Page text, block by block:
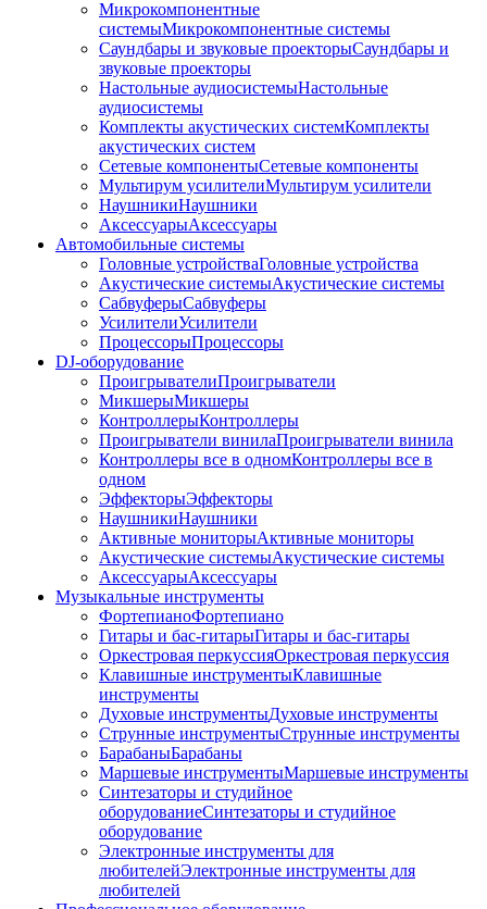
Микрокомпонентные
системыМикрокомпонентные системы
Саундбары и звуковые проекторыСаундбары и
звуковые проекторы
Настольные аудиосистемыНастольные
аудиосистемы
Комплекты акустических системКомплекты
акустических систем
Сетевые компонентыСетевые компоненты
Мультирум усилителиМультирум усилители
НаушникиНаушники
АксессуарыАксессуары
Автомобильные системы
Головные устройстваГоловные устройства
Акустические системыАкустические системы
СабвуферыСабвуферы
УсилителиУсилители
ПроцессорыПроцессоры
DJ-оборудование
ПроигрывателиПроигрыватели
МикшерыМикшеры
КонтроллерыКонтроллеры
Проигрыватели винилаПроигрыватели винила
Контроллеры все в одномКонтроллеры все в
одном
ЭффекторыЭффекторы
НаушникиНаушники
Активные мониторыАктивные мониторы
Акустические системыАкустические системы
АксессуарыАксессуары
Музыкальные инструменты
ФортепианоФортепиано
Гитары и бас-гитарыГитары и бас-гитары
Оркестровая перкуссияОркестровая перкуссия
Клавишные инструментыКлавишные
инструменты
Духовые инструментыДуховые инструменты
Струнные инструментыСтрунные инструменты
БарабаныБарабаны
Маршевые инструментыМаршевые инструменты
Синтезаторы и студийное
оборудованиеСинтезаторы и студийное
оборудование
Электронные инструменты для
любителейЭлектронные инструменты для
любителей